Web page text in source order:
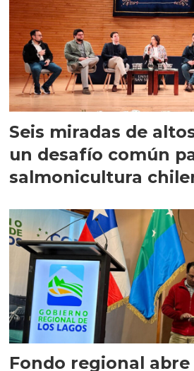
Seis miradas de
un desafío común
salmonicultura
Fondo regional abre